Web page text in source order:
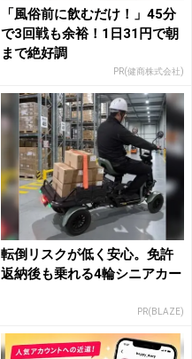
「風俗前に飲むだけ！」45分
で3回戦も余裕！1日31円で朝
まで絶好調
PR(健商株式会社)
転倒リスクが低く安心。免許
返納後も乗れる4輪シニアカー
PR(BLAZE)